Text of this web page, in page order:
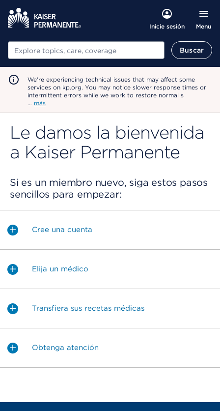
Inicie sesión Menu
Buscar Buscar
We're experiencing technical issues that may affect some
services on kp.org. You may notice slower response times or
intermittent errors while we work to restore normal s
… más
Le damos la bienvenida
a Kaiser Permanente
Si es un miembro nuevo, siga estos pasos
sencillos para empezar:
Cree una cuenta
Elija un médico
Transfiera sus recetas médicas
Obtenga atención